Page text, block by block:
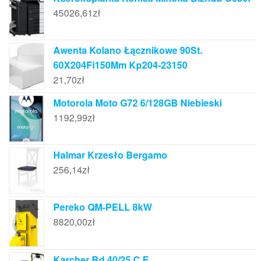
45026,61zł
Awenta Kolano Łącznikowe 90St.
60X204Fi150Mm Kp204-23150
21,70zł
Motorola Moto G72 6/128GB Niebieski
1192,99zł
Halmar Krzesło Bergamo
256,14zł
Pereko QM-PELL 8kW
8820,00zł